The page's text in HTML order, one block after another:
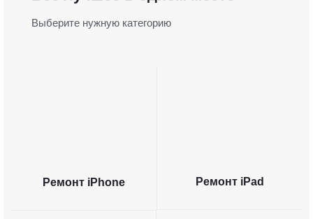
Выберите нужную категорию
Ремонт iPhone Ремонт iPad